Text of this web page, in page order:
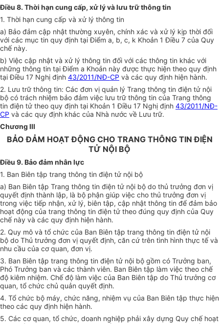
Điều 8. Thời hạn cung cấp, xử lý và lưu trữ thông tin
1. Thời hạn cung cấp và xử lý thông tin
a) Bảo đảm cập nhật thường xuyên, chính xác và xử lý kịp thời đối
với các mục tin quy định tại Điểm a, b, c, k Khoản 1 Điều 7 của Quy
chế này.
b) Việc cập nhật và xử lý thông tin đối với các thông tin khác với
những thông tin tại Điểm a Khoản này được thực hiện theo quy định
tại Điều 17 Nghị định 43/2011/NĐ-CP và các quy định hiện hành.
2. Lưu trữ thông tin: Các đơn vị quản lý Trang thông tin điện tử nội
bộ có trách nhiệm bảo đảm việc lưu trữ thông tin của Trang thông
tin điện tử theo quy định tại Khoản 1 Điều 17 Nghị định 43/2011/NĐ-
CP và các quy định khác của Nhà nước về Lưu trữ.
Chương III
BẢO ĐẢM HOẠT ĐỘNG CHO TRANG THÔNG TIN ĐIỆN
TỬ NỘI BỘ
Điều 9. Bảo đảm nhân lực
1. Ban Biên tập trang thông tin điện tử nội bộ
a) Ban Biên tập Trang thông tin điện tử nội bộ do thủ trưởng đơn vị
quyết định thành lập, là bộ phận giúp việc cho thủ trưởng đơn vị
trong việc tiếp nhận, xử lý, biên tập, cập nhật thông tin để đảm bảo
hoạt động của trang thông tin điện tử theo đúng quy định của Quy
chế này và các quy định hiện hành.
2. Quy mô và tổ chức của Ban Biên tập trang thông tin điện tử nội
bộ do Thủ trưởng đơn vị quyết định, căn cứ trên tình hình thực tế và
nhu cầu của cơ quan, đơn vị.
3. Ban Biên tập trang thông tin điện tử nội bộ gồm có Trưởng ban,
Phó Trưởng ban và các thành viên. Ban Biên tập làm việc theo chế
độ kiêm nhiệm. Chế độ làm việc của Ban Biên tập do Thủ trưởng cơ
quan, tổ chức chủ quản quyết định.
4. Tổ chức bộ máy, chức năng, nhiệm vụ của Ban Biên tập thực hiện
theo các quy định hiện hành.
5. Các cơ quan, tổ chức, doanh nghiệp phải xây dựng Quy chế hoạt